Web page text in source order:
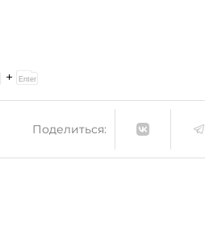
+
Поделиться: